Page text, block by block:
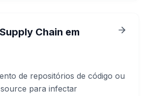
Chain em
de repositórios de código ou
para infectar